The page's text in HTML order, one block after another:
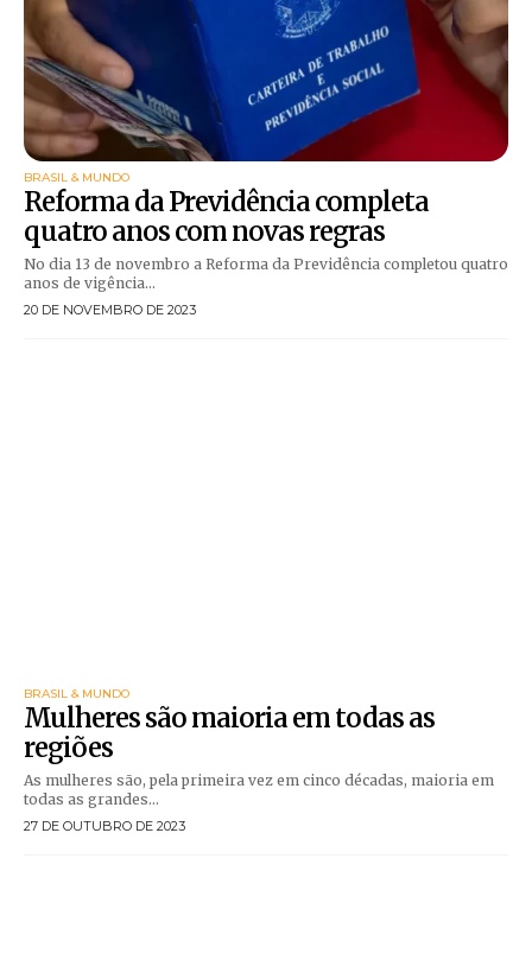
BRASIL & MUNDO
Reforma da Previdência completa
quatro anos com novas regras
No dia 13 de novembro a Reforma da Previdência completou quatro
anos de vigência...
20 DE NOVEMBRO DE 2023
BRASIL & MUNDO
Mulheres são maioria em todas as
regiões
As mulheres são, pela primeira vez em cinco décadas, maioria em
todas as grandes...
27 DE OUTUBRO DE 2023